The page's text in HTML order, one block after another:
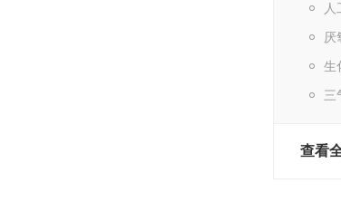
人
厌
生
三
查看